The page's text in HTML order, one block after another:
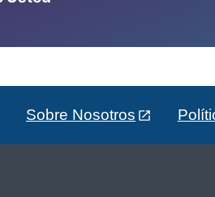
Sobre Nosotros